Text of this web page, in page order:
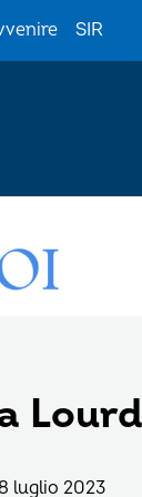
SIR
luglio 2023